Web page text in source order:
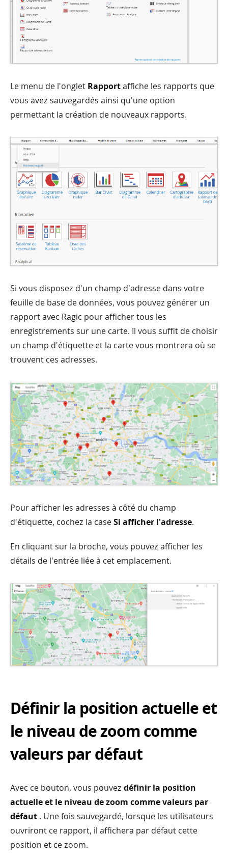
Le menu de l'onglet Rapportaffiche les rapports que
vous avez sauvegardés ainsi qu'une option
permettant la création de nouveaux rapports.
Si vous disposez d'un champ d'adresse dans votre
feuille de base de données, vous pouvez générer un
rapport avec Ragic pour afficher tous les
enregistrements sur une carte. Il vous suffit de choisir
un champ d'étiquette et la carte vous montrera où se
trouvent ces adresses.
Pour afficher les adresses à côté du champ
d'étiquette, cochez la caseSi afficher l'adresse.
En cliquant sur la broche, vous pouvez afficher les
détails de l'entrée liée à cet emplacement.
Définir la position actuelle et
le niveau de zoom comme
valeurs par défaut
Avec ce bouton, vous pouvez définir la position
actuelle et le niveau de zoom comme valeurs par
défaut . Une fois sauvegardé, lorsque les utilisateurs
ouvriront ce rapport, il affichera par défaut cette
position et ce zoom.